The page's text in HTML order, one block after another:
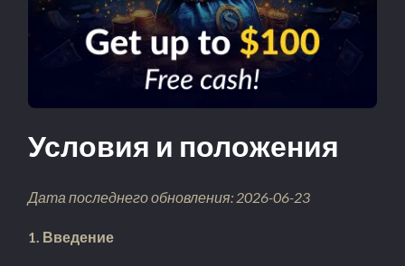
Условия и положения
Дата последнего обновления: 2026-06-23
1. Введение